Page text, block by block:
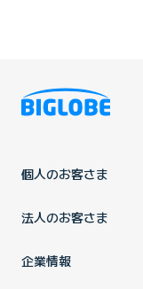
個人のお客さま
法人のお客さま
企業情報